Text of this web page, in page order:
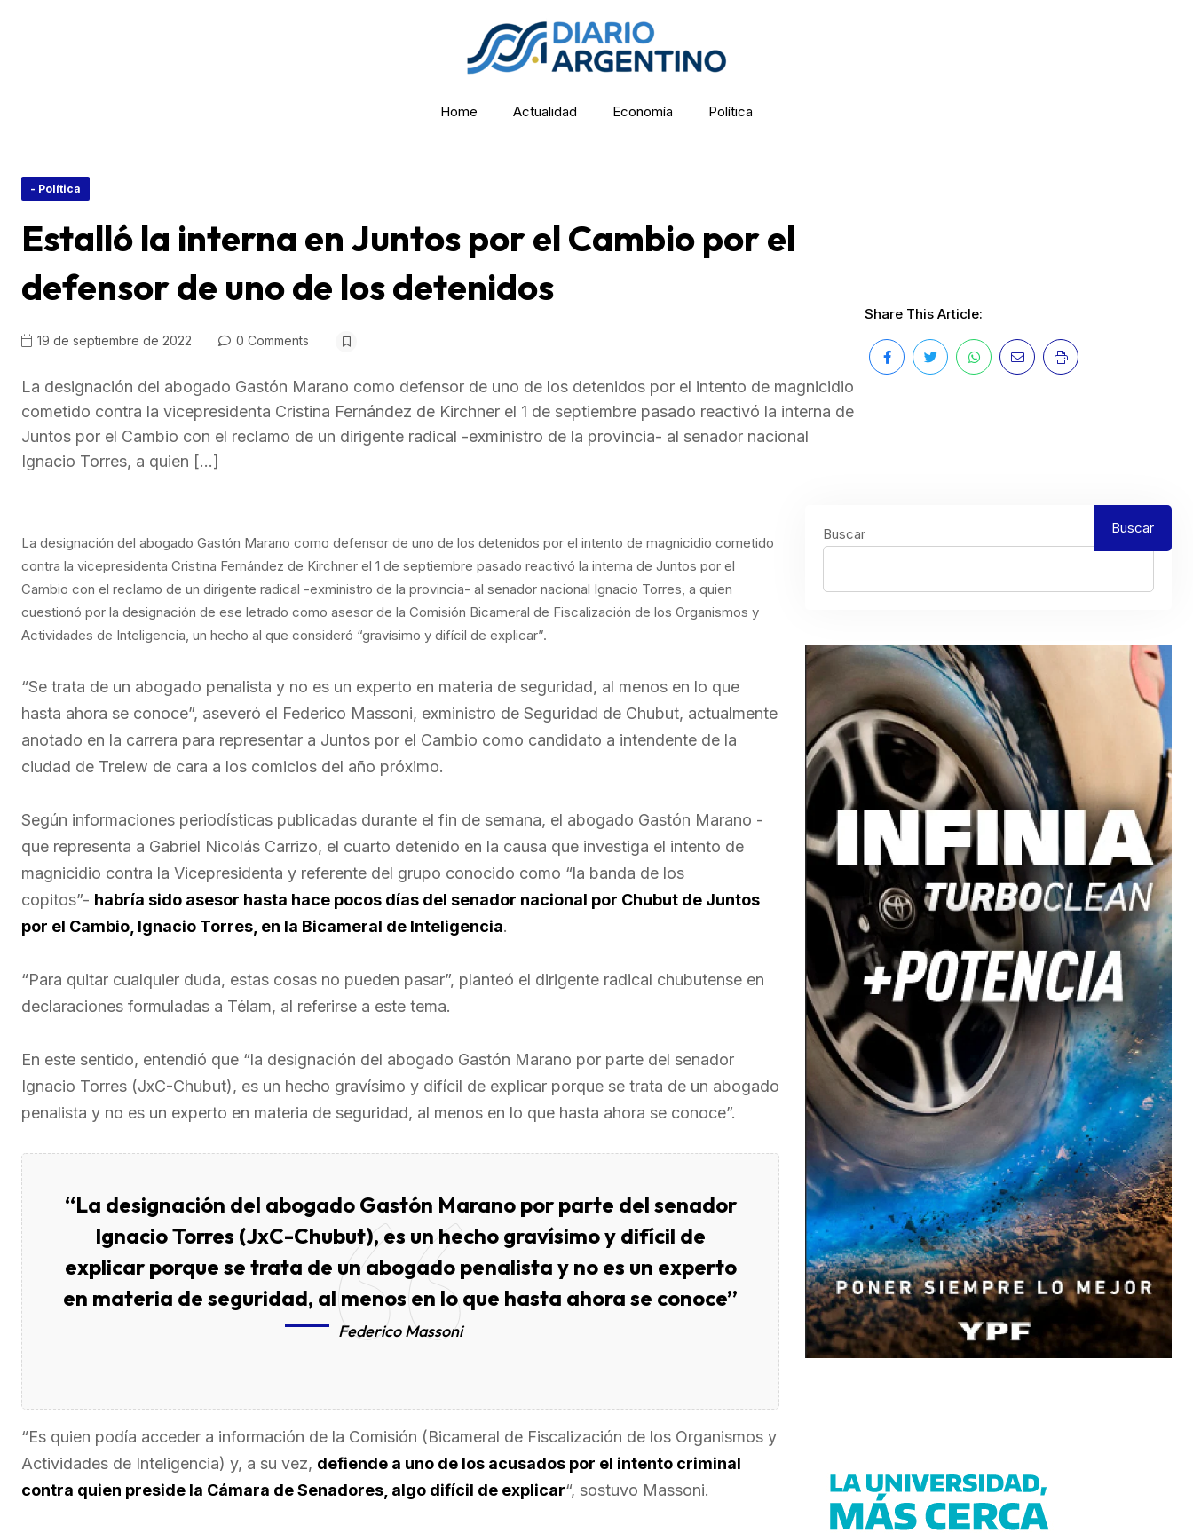
Home Actualidad Economía Política
- Política
Estalló la interna en Juntos por el Cambio por el
defensor de uno de los detenidos
19 de septiembre de 2022 0 Comments
La designación del abogado Gastón Marano como defensor de uno de los detenidos por el intento de magnicidio
cometido contra la vicepresidenta Cristina Fernández de Kirchner el 1 de septiembre pasado reactivó la interna de
Juntos por el Cambio con el reclamo de un dirigente radical -exministro de la provincia- al senador nacional
Ignacio Torres, a quien […]
Share This Article:
La designación del abogado Gastón Marano como defensor de uno de los detenidos por el intento de magnicidio cometido
contra la vicepresidenta Cristina Fernández de Kirchner el 1 de septiembre pasado reactivó la interna de Juntos por el
Cambio con el reclamo de un dirigente radical -exministro de la provincia- al senador nacional Ignacio Torres, a quien
cuestionó por la designación de ese letrado como asesor de la Comisión Bicameral de Fiscalización de los Organismos y
Actividades de Inteligencia, un hecho al que consideró “gravísimo y difícil de explicar”.
“Se trata de un abogado penalista y no es un experto en materia de seguridad, al menos en lo que
hasta ahora se conoce”, aseveró el Federico Massoni, exministro de Seguridad de Chubut, actualmente
anotado en la carrera para representar a Juntos por el Cambio como candidato a intendente de la
ciudad de Trelew de cara a los comicios del año próximo.
Según informaciones periodísticas publicadas durante el fin de semana, el abogado Gastón Marano -
que representa a Gabriel Nicolás Carrizo, el cuarto detenido en la causa que investiga el intento de
magnicidio contra la Vicepresidenta y referente del grupo conocido como “la banda de los
copitos”- habría sido asesor hasta hace pocos días del senador nacional por Chubut de Juntos
por el Cambio, Ignacio Torres, en la Bicameral de Inteligencia.
“Para quitar cualquier duda, estas cosas no pueden pasar”, planteó el dirigente radical chubutense en
declaraciones formuladas a Télam, al referirse a este tema.
En este sentido, entendió que “la designación del abogado Gastón Marano por parte del senador
Ignacio Torres (JxC-Chubut), es un hecho gravísimo y difícil de explicar porque se trata de un abogado
penalista y no es un experto en materia de seguridad, al menos en lo que hasta ahora se conoce”.
“La designación del abogado Gastón Marano por parte del senador
Ignacio Torres (JxC-Chubut), es un hecho gravísimo y difícil de
explicar porque se trata de un abogado penalista y no es un experto
en materia de seguridad, al menos en lo que hasta ahora se conoce”
Federico Massoni
“Es quien podía acceder a información de la Comisión (Bicameral de Fiscalización de los Organismos y
Actividades de Inteligencia) y, a su vez, defiende a uno de los acusados por el intento criminal
contra quien preside la Cámara de Senadores, algo difícil de explicar“, sostuvo Massoni.
Buscar Buscar